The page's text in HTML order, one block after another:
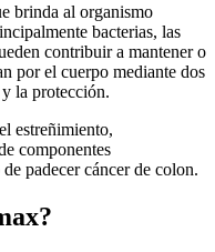
brinda al organismo
bacterias, las
contribuir a mantener o
por el cuerpo mediante dos
la protección.
estreñimiento,
componentes
padecer cáncer de colon.